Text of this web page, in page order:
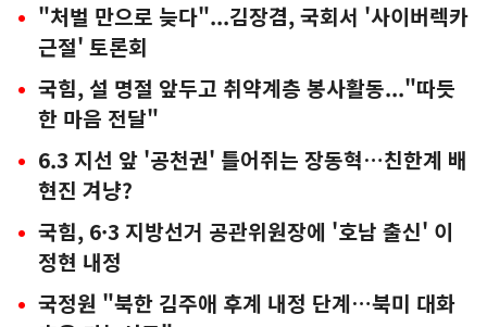
"처벌 만으로 늦다"...김장겸, 국회서 '사이버렉카
근절' 토론회
국힘, 설 명절 앞두고 취약계층 봉사활동..."따듯
한 마음 전달"
6.3 지선 앞 '공천권' 틀어쥐는 장동혁…친한계 배
현진 겨냥?
국힘, 6·3 지방선거 공관위원장에 '호남 출신' 이
정현 내정
국정원 "북한 김주애 후계 내정 단계…북미 대화